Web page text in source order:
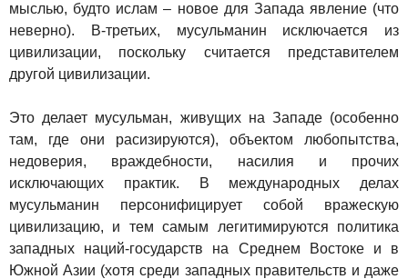
мыслью, будто ислам – новое для Запада явление (что
неверно). В-третьих, мусульманин исключается из
цивилизации, поскольку считается представителем
другой цивилизации.
Это делает мусульман, живущих на Западе (особенно
там, где они расизируются), объектом любопытства,
недоверия, враждебности, насилия и прочих
исключающих практик. В международных делах
мусульманин персонифицирует собой вражескую
цивилизацию, и тем самым легитимируются политика
западных наций-государств на Среднем Востоке и в
Южной Азии (хотя среди западных правительств и даже